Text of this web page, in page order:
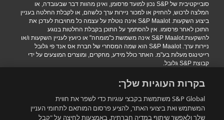
סובייקטיבית של S&P נכון למועד פרסומן, ואינן מהוות דבר שבעובדה, או
המלצה לרכוש, להחזיק או למכור ניירות ערך כלשהם, או לקבלת החלטה בעניין
ביצוע השקעות. S&P Maalot אינה נוטלת על עצמה כל מחויבות לעדכן את
התוכן לאחר פרסומו. אין להסתמך על התוכן בקבלת החלטות בנוגע
להשקעות.S&P Maalot אינה משמשת כ"מומחה" או כיועץ לעניין השקעות ו/או
ניירות ערך. S&P Maalot הוא שמה המסחרי של חברת אס אנד פי גלובל
רייטינגס מעלות בע"מ. האתר כולל מידע, מחקרים, ומוצרים המוצעים על ידי
קבוצת S&P גלובל.
.Copyright 2016 S&P Maalot a subsidiary of S&P Global. All rights
reserved
בקרות העוגיות שלך:
S&P Global משתמשת בקבצי עוגיות כדי לשפר את חווית
המשתמש ואת ביצועי האתר, להציע פרסום המותאם לתחומי העניין
שלך ולאפשר שיתוף במדיה חברתית. באמצעות לחיצה על "קבל